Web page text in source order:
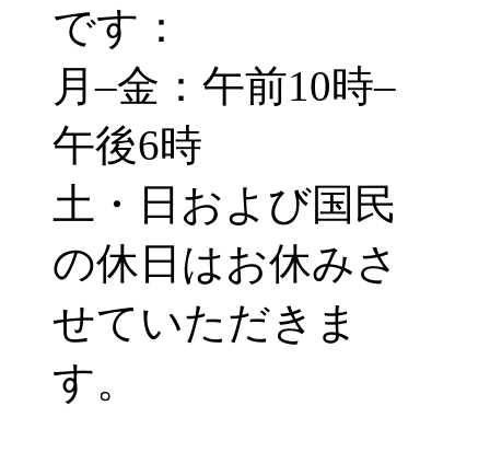
です：
月–金：午前10時–
午後6時
土・日および国民
の休日はお休みさ
せていただきま
す。